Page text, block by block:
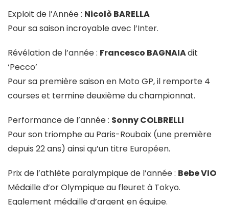
Exploit de l’Année : Nicolò BARELLA
Pour sa saison incroyable avec l’Inter.
Révélation de l’année : Francesco BAGNAIAdit
‘Pecco’
Pour sa première saison en Moto GP, il remporte 4
courses et termine deuxième du championnat.
Performance de l’année : Sonny COLBRELLI
Pour son triomphe au Paris-Roubaix (une première
depuis 22 ans) ainsi qu’un titre Européen.
Prix de l’athlète paralympique de l’année : Bebe VIO
Médaille d’or Olympique au fleuret à Tokyo.
Egalement médaille d’argent en équipe.